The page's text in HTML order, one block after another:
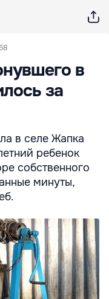
в
за
в селе Жапка
ребенок
собственного
минуты,